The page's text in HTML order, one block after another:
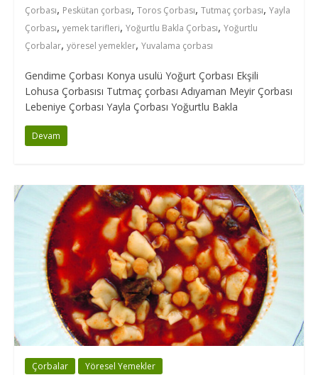
Çorbası, Peskütan çorbası, Toros Çorbası, Tutmaç çorbası, Yayla
Çorbası, yemek tarifleri, Yoğurtlu Bakla Çorbası, Yoğurtlu
Çorbalar, yöresel yemekler, Yuvalama çorbası
Gendime Çorbası Konya usulü Yoğurt Çorbası Ekşili
Lohusa Çorbasısı Tutmaç çorbası Adıyaman Meyir Çorbası
Lebeniye Çorbası Yayla Çorbası Yoğurtlu Bakla
Devam
Çorbalar Yöresel Yemekler